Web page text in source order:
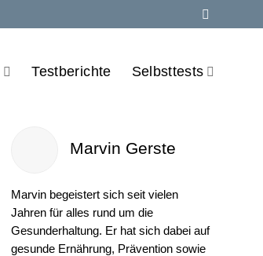
Testberichte Selbsttests
Marvin Gerste
Marvin begeistert sich seit vielen
Jahren für alles rund um die
Gesunderhaltung. Er hat sich dabei auf
gesunde Ernährung, Prävention sowie